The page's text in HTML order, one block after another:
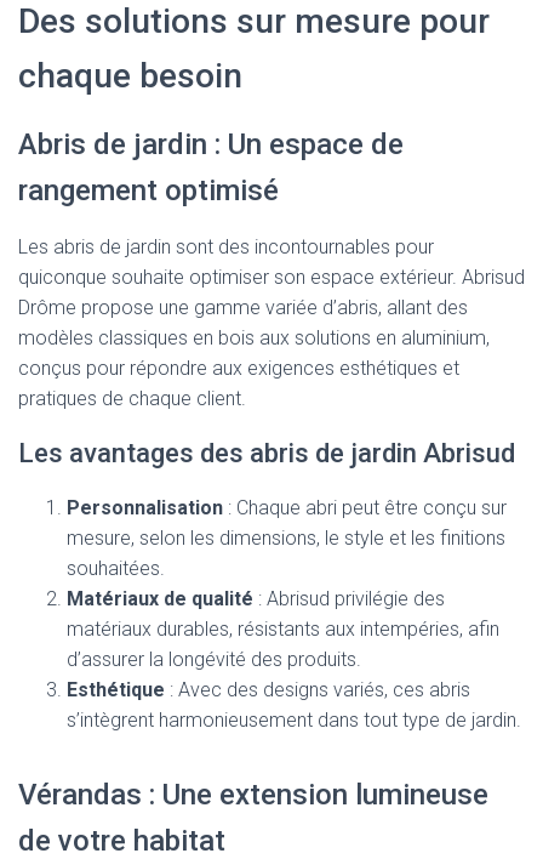
Des solutions sur mesure pour
chaque besoin
Abris de jardin : Un espace de
rangement optimisé
Les abris de jardin sont des incontournables pour
quiconque souhaite optimiser son espace extérieur. Abrisud
Drôme propose une gamme variée d’abris, allant des
modèles classiques en bois aux solutions en aluminium,
conçus pour répondre aux exigences esthétiques et
pratiques de chaque client.
Les avantages des abris de jardin Abrisud
Personnalisation : Chaque abri peut être conçu sur
mesure, selon les dimensions, le style et les finitions
souhaitées.
Matériaux de qualité : Abrisud privilégie des
matériaux durables, résistants aux intempéries, afin
d’assurer la longévité des produits.
Esthétique : Avec des designs variés, ces abris
s’intègrent harmonieusement dans tout type de jardin.
Vérandas : Une extension lumineuse
de votre habitat